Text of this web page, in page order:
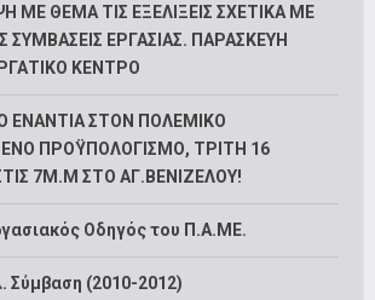
ΜΕ ΘΕΜΑ ΤΙΣ ΕΞΕΛΙΞΕΙΣ ΣΧΕΤΙΚΑ ΜΕ
ΣΥΜΒΑΣΕΙΣ ΕΡΓΑΣΙΑΣ. ΠΑΡΑΣΚΕΥΗ
ΚΕΝΤΡΟ
ΕΝΑΝΤΙΑ ΣΤΟΝ ΠΟΛΕΜΙΚΟ
ΠΡΟΫΠΟΛΟΓΙΣΜΟ, ΤΡΙΤΗ 16
7Μ.Μ ΣΤΟ ΑΓ.ΒΕΝΙΖΕΛΟΥ!
Οδηγός του Π.Α.ΜΕ.
Σύμβαση (2010-2012)